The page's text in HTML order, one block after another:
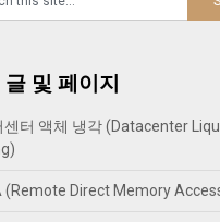
및 페이지
센터 액체 냉각 (Datacenter
(Remote Direct Memory